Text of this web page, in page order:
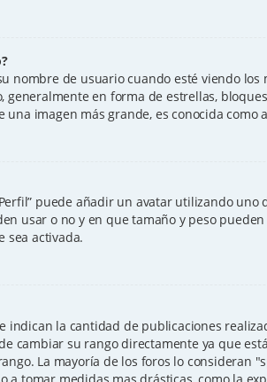
nombre de usuario cuando esté viendo
generalmente en forma de estrellas,
imagen más grande, es conocida
puede añadir un avatar utilizando
usar o no y en que tamaño y peso
sea activada.
indican la cantidad de publicaciones
cambiar su rango directamente ya que
La mayoría de los foros lo consideran